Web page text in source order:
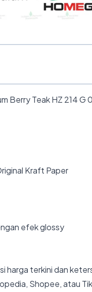
Berry Teak HZ 214
Kraft Paper
efek glossy
harga terkini dan
Shopee, atau